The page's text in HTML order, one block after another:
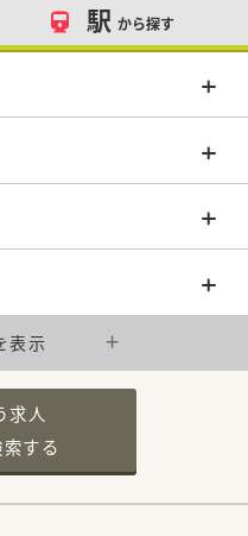
駅 から探す
表示
求人
する